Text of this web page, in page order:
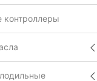
контроллеры